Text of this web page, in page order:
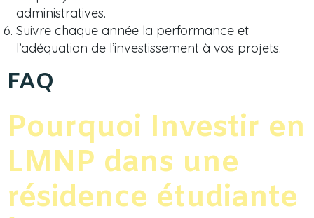
administratives.
Suivre chaque année la performance et
l’adéquation de l’investissement à vos projets.
FAQ
Pourquoi Investir en
LMNP dans une
résidence étudiante